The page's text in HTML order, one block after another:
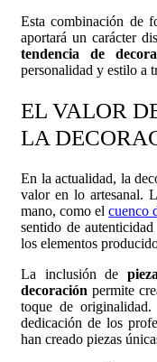
Esta combinación de
aportará un carácter
tendencia de
personalidad y estilo a
EL VALOR
LA
En la actualidad, la
valor en lo artesanal.
mano, como elcuenco
sentido de
los elementos
La inclusión de
decoración permite
toque de
dedicación de los
han creado piezas